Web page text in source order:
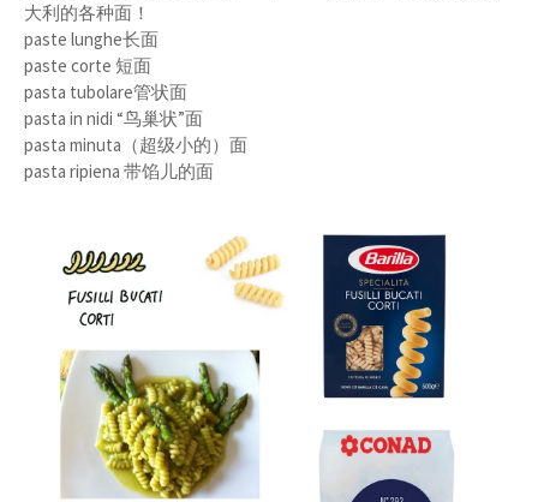
大利的各种面！
paste lunghe长面
paste corte 短面
pasta tubolare管状面
pasta in nidi “鸟巢状”面
pasta minuta（超级小的）面
pasta ripiena 带馅儿的面